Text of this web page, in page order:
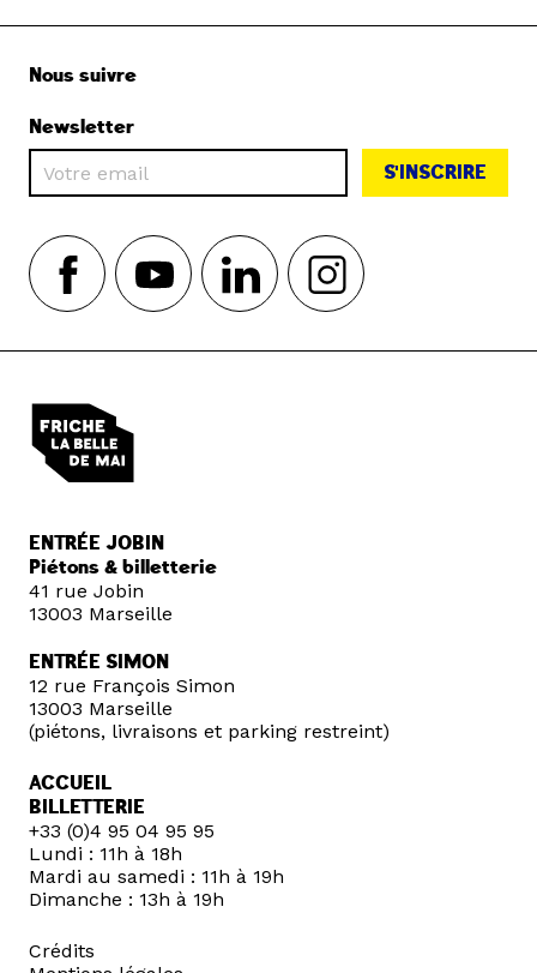
Nous suivre
Newsletter
S'INSCRIRE
ENTRÉE JOBIN
Piétons & billetterie
41 rue Jobin
13003 Marseille
ENTRÉE SIMON
12 rue François Simon
13003 Marseille
(piétons, livraisons et parking restreint)
ACCUEIL
BILLETTERIE
+33 (0)4 95 04 95 95
Lundi : 11h à 18h
Mardi au samedi : 11h à 19h
Dimanche : 13h à 19h
Crédits